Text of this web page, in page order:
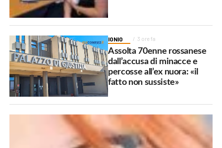
IONIO 3 ore fa
Assolta 70enne rossanese
dall’accusa di minacce e
percosse all’ex nuora: «il
fatto non sussiste»